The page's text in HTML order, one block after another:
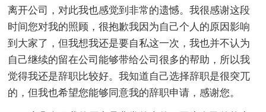
离开公司，对此我也感觉到非常的遗憾。我很感谢这段
时间您对我的照顾，很抱歉我因为自己个人的原因影响
到大家了，但我想我还是要自私这一次，我也并不认为
自己继续的留在公司能够带给公司很多的帮助，所以我
觉得我还是辞职比较好。我知道自己选择辞职是很突兀
的，但我也希望您能够同意我的辞职申请，感谢您。